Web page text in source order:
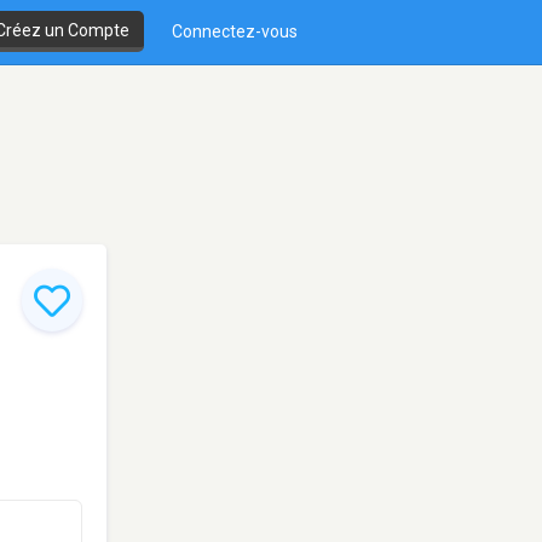
un Compte Connectez-vous